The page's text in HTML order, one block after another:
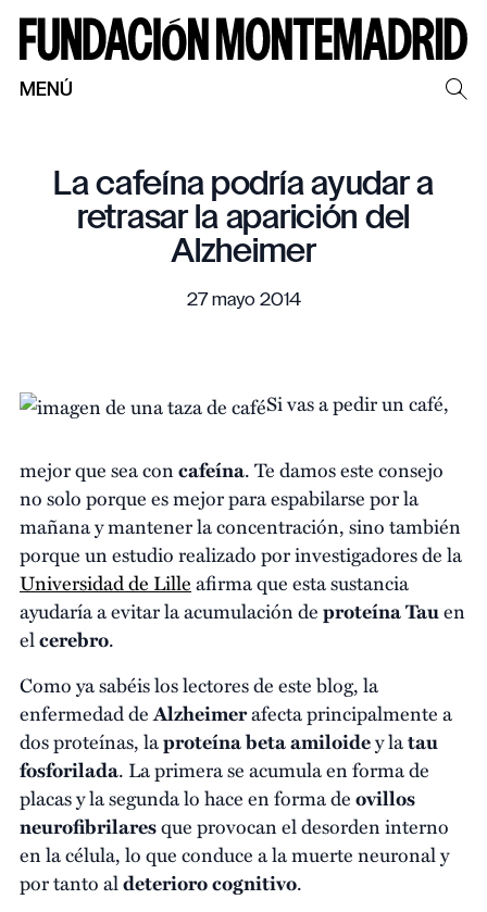
MENÚ
La cafeína podría ayudar a
retrasar la aparición del
Alzheimer
27 mayo 2014
Si vas a pedir un café,
mejor que sea concafeína. Te damos este consejo
no solo porque es mejor para espabilarse por la
mañana y mantener la concentración, sino también
porque un estudio realizado por investigadores de la
Universidad de Lilleafirma que esta sustancia
ayudaría a evitar la acumulación deproteína Tauen
elcerebro.
Como ya sabéis los lectores de este blog, la
enfermedad deAlzheimerafecta principalmente a
dos proteínas, laproteína beta amiloidey latau
fosforilada. La primera se acumula en forma de
placas y la segunda lo hace en forma deovillos
neurofibrilaresque provocan el desorden interno
en la célula, lo que conduce a la muerte neuronal y
por tanto aldeterioro cognitivo.